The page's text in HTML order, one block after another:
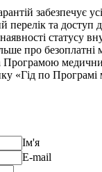
забезпечує
перелік та доступ
статусу
про безоплатні
Програмою
«Гід по Програмі
Ім'я
E-mail